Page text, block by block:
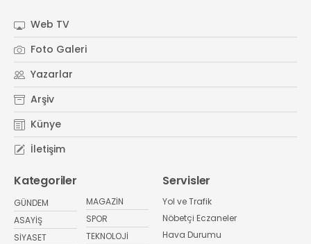
Web TV
Foto Galeri
Yazarlar
Arşiv
Künye
İletişim
Kategoriler
GÜNDEM
ASAYİŞ
SİYASET
MAGAZİN
SPOR
TEKNOLOJİ
Servisler
Yol ve Trafik
Nöbetçi Eczaneler
Hava Durumu